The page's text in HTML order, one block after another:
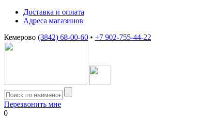
Доставка и оплата
Адреса магазинов
Кемерово (3842) 68-00-60 • +7 902-755-44-22
Перезвонить мне
0